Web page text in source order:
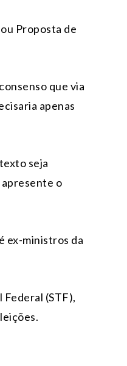
Proposta de
que via
apenas
seja
o
ex-ministros da
(STF),